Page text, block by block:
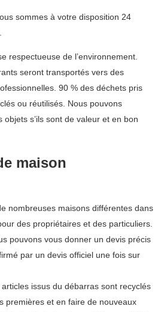
sommes à votre disposition 24
respectueuse de l’environnement.
seront transportés vers des
90 % des déchets pris
ou réutilisés. Nous pouvons
s’ils sont de valeur et en bon
maison
nombreuses maisons différentes dans
des propriétaires et des particuliers.
pouvons vous donner un devis précis
par un devis officiel une fois sur
issus du débarras sont recyclés
premières et en faire de nouveaux